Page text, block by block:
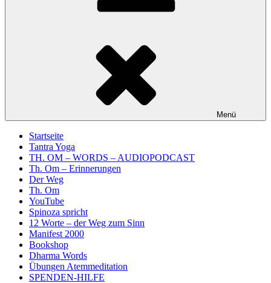
Menü
Startseite
Tantra Yoga
TH. OM – WORDS – AUDIOPODCAST
Th. Om – Erinnerungen
Der Weg
Th. Om
YouTube
Spinoza spricht
12 Worte – der Weg zum Sinn
Manifest 2000
Bookshop
Dharma Words
Übungen Atemmeditation
SPENDEN-HILFE